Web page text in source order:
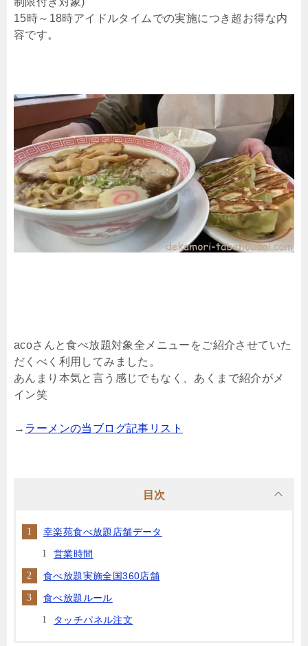
15時～18時アイドルタイムでの実施につき超お得な内
容です。
acoさんと食べ放題対象全メニューをご紹介させていた
だくべく利用してみました。
あんまり本気と言う感じでもなく、あくまで紹介がメ
イン笑
→ ラーメンの当ブログ記事リスト
目次
幸楽苑食べ放題店舗データ
営業時間
食べ放題実施全国360店舗
食べ放題ルール
タッチパネル注文